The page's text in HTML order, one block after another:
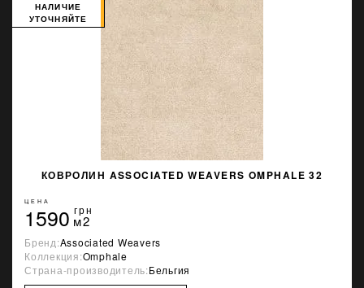
КОВРОЛИН ASSOCIATED WEAVERS OMPHALE 32
НАЛИЧИЕ
УТОЧНЯЙТЕ
ЦЕНА
1590 грн
м2
Бренд:Associated Weavers
Коллекция:Omphale
Страна-производитель:Бельгия